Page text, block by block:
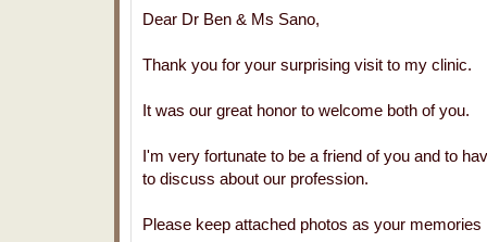
Dear Dr Ben & Ms Sano,
Thank you for your surprising visit to my clinic.
It was our great honor to welcome both of you.
I'm very fortunate to be a friend of you and to
to discuss about our profession.
Please keep attached photos as your memories